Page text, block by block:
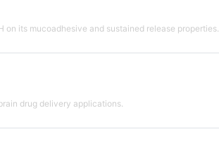
its mucoadhesive and sustained release properties.
drug delivery applications.